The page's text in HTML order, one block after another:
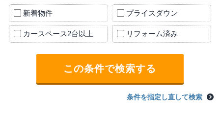
新着物件 プライスダウン
カースペース2台以上 リフォーム済み
条件を指定し直して検索